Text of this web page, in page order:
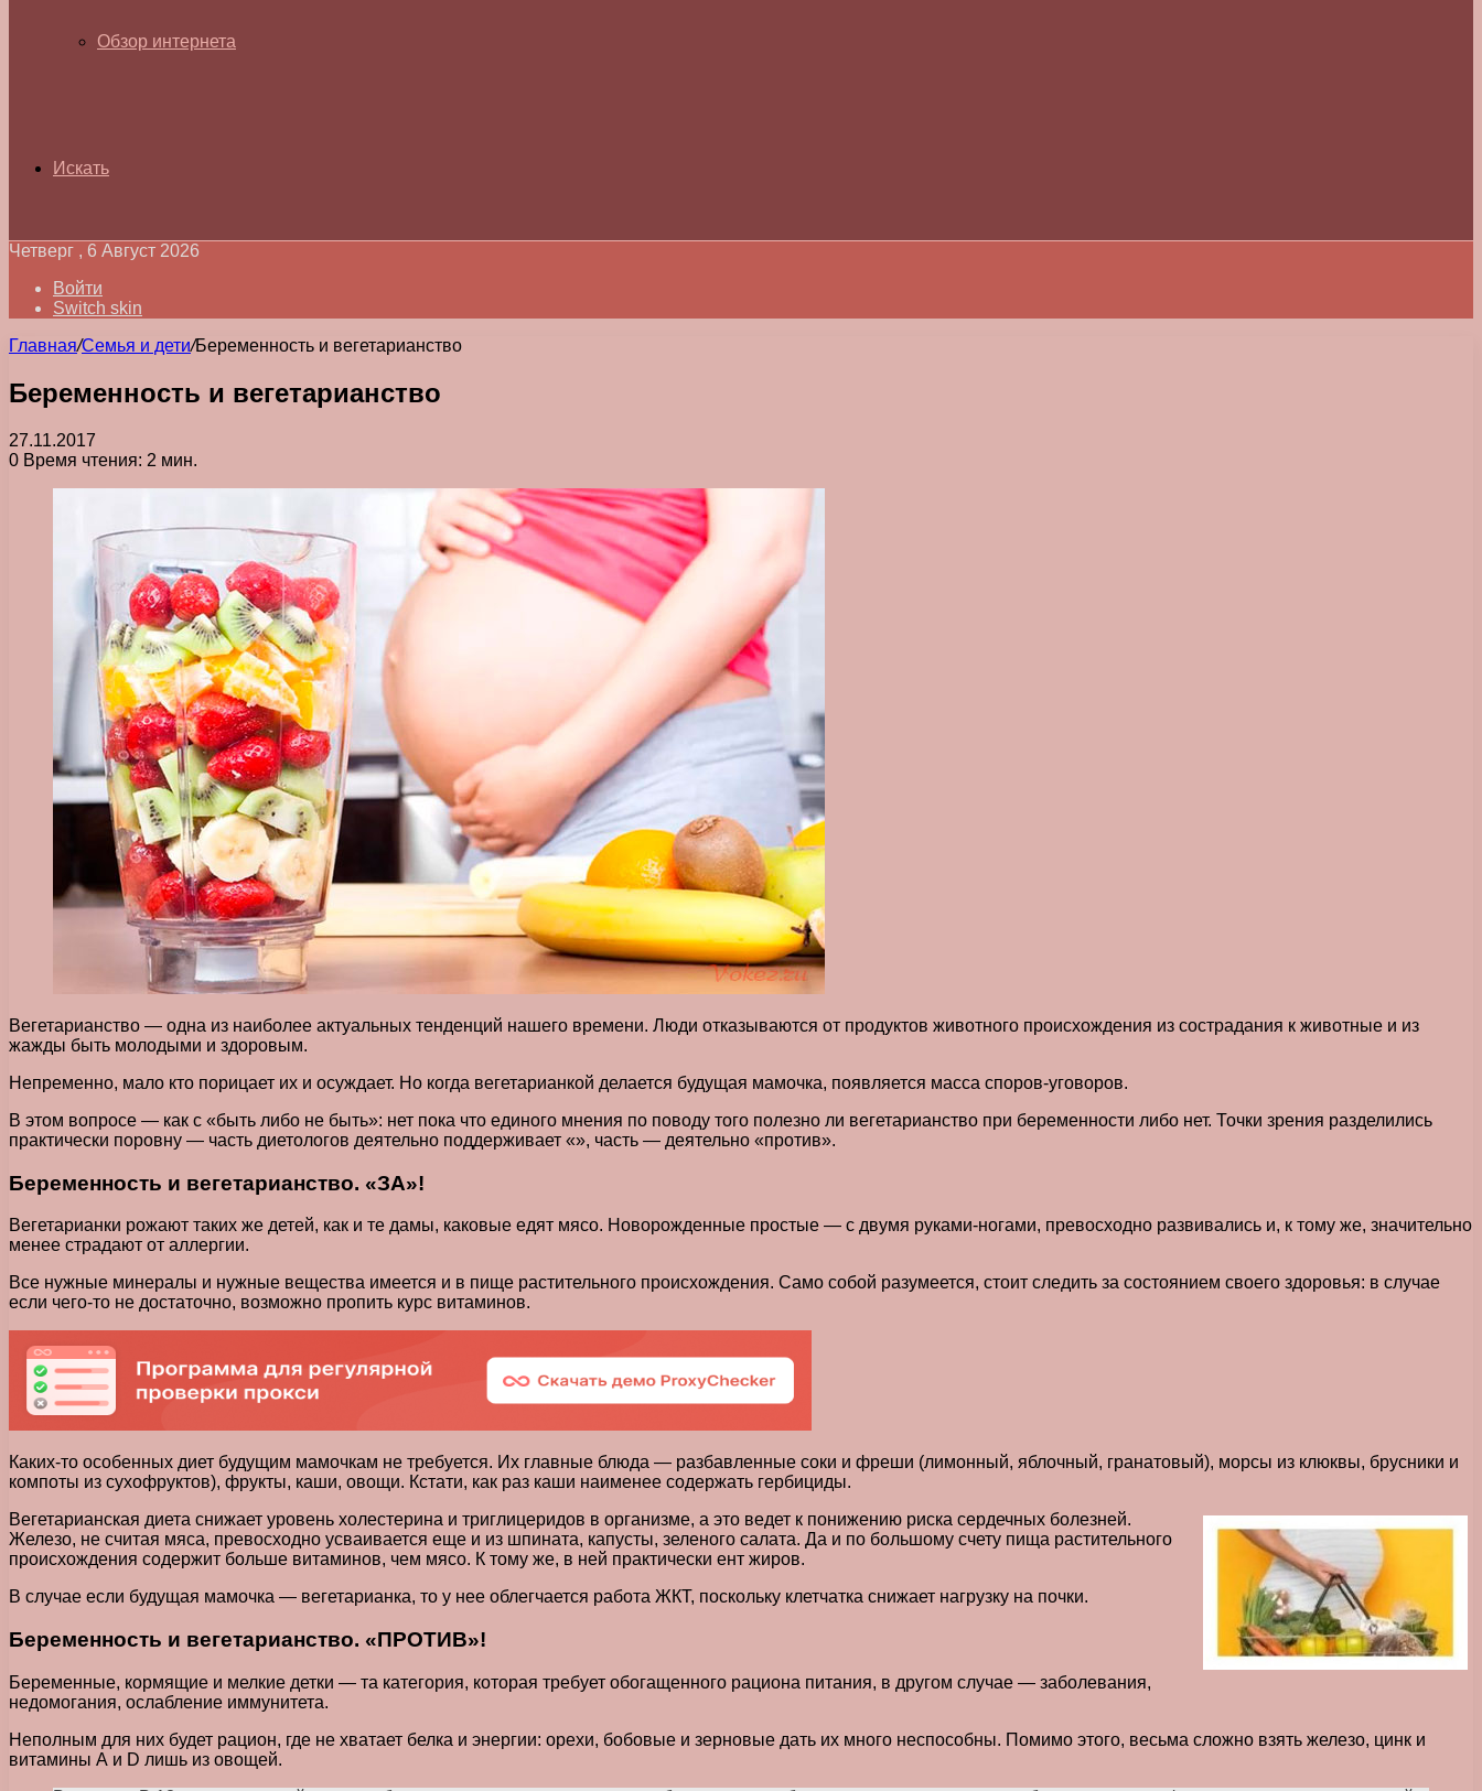
Обзор интернета
Искать
Четверг , 6 Август 2026
Войти
Switch skin
Главная/Семья и дети/Беременность и вегетарианство
Беременность и вегетарианство
27.11.2017
0 Время чтения: 2 мин.
Вегетарианство — одна из наиболее актуальных тенденций нашего времени. Люди отказываются от продуктов животного происхождения из сострадания к животные и из
жажды быть молодыми и здоровым.
Непременно, мало кто порицает их и осуждает. Но когда вегетарианкой делается будущая мамочка, появляется масса споров-уговоров.
В этом вопросе — как с «быть либо не быть»: нет пока что единого мнения по поводу того полезно ли вегетарианство при беременности либо нет. Точки зрения разделились
практически поровну — часть диетологов деятельно поддерживает «», часть — деятельно «против».
Беременность и вегетарианство. «ЗА»!
Вегетарианки рожают таких же детей, как и те дамы, каковые едят мясо. Новорожденные простые — с двумя руками-ногами, превосходно развивались и, к тому же, значительно
менее страдают от аллергии.
Все нужные минералы и нужные вещества имеется и в пище растительного происхождения. Само собой разумеется, стоит следить за состоянием своего здоровья: в случае
если чего-то не достаточно, возможно пропить курс витаминов.
Каких-то особенных диет будущим мамочкам не требуется. Их главные блюда — разбавленные соки и фреши (лимонный, яблочный, гранатовый), морсы из клюквы, брусники и
компоты из сухофруктов), фрукты, каши, овощи. Кстати, как раз каши наименее содержать гербициды.
Вегетарианская диета снижает уровень холестерина и триглицеридов в организме, а это ведет к понижению риска сердечных болезней.
Железо, не считая мяса, превосходно усваивается еще и из шпината, капусты, зеленого салата. Да и по большому счету пища растительного
происхождения содержит больше витаминов, чем мясо. К тому же, в ней практически ент жиров.
В случае если будущая мамочка — вегетарианка, то у нее облегчается работа ЖКТ, поскольку клетчатка снижает нагрузку на почки.
Беременность и вегетарианство. «ПРОТИВ»!
Беременные, кормящие и мелкие детки — та категория, которая требует обогащенного рациона питания, в другом случае — заболевания,
недомогания, ослабление иммунитета.
Неполным для них будет рацион, где не хватает белка и энергии: орехи, бобовые и зерновые дать их много неспособны. Помимо этого, весьма сложно взять железо, цинк и
витамины А и D лишь из овощей.